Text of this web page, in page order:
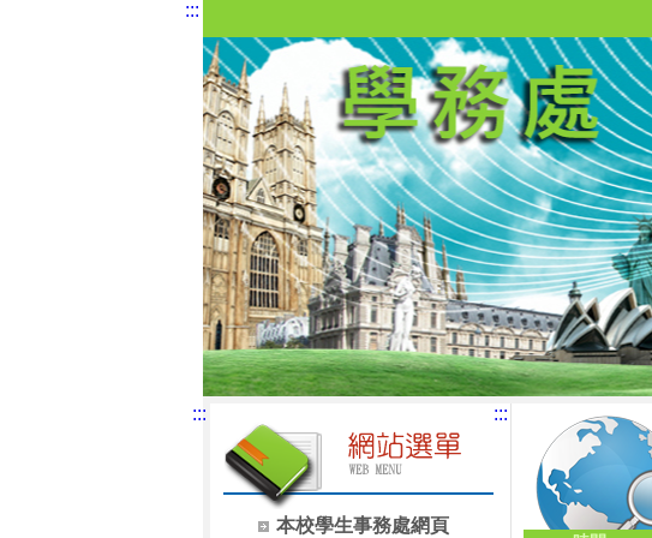
:::
:::
本校學生事務處網頁
:::